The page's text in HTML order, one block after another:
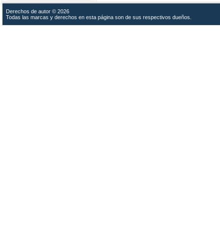
Derechos de autor © 2026
Todas las marcas y derechos en esta página son de sus respectivos dueños.